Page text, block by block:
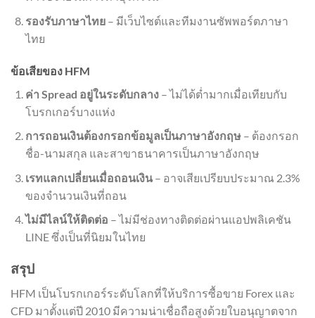
รองรับภาษาไทย– มีเว็บไซต์และทีมงานซัพพอร์ตภาษา
ไทย
ข้อเสียของ HFM
ค่า Spread อยู่ในระดับกลาง– ไม่ได้ต่ำมากเมื่อเทียบกับ
โบรกเกอร์บางแห่ง
การถอนเงินต้องกรอกข้อมูลเป็นภาษาอังกฤษ– ต้องกรอก
ชื่อ-นามสกุล และสาขาธนาคารเป็นภาษาอังกฤษ
เรทแลกเปลี่ยนเมื่อถอนเงิน– อาจเสียเปรียบประมาณ 2.3%
ของจำนวนเงินที่ถอน
ไม่มีไลน์ให้ติดต่อ – ไม่มีช่องทางติดต่อผ่านแอปพลิเคชัน
LINE ซึ่งเป็นที่นิยมในไทย
สรุป
HFM เป็นโบรกเกอร์ระดับโลกที่ให้บริการซื้อขาย Forex และ
CFD มาตั้งแต่ปี 2010 มีความน่าเชื่อถือสูงด้วยใบอนุญาตจาก